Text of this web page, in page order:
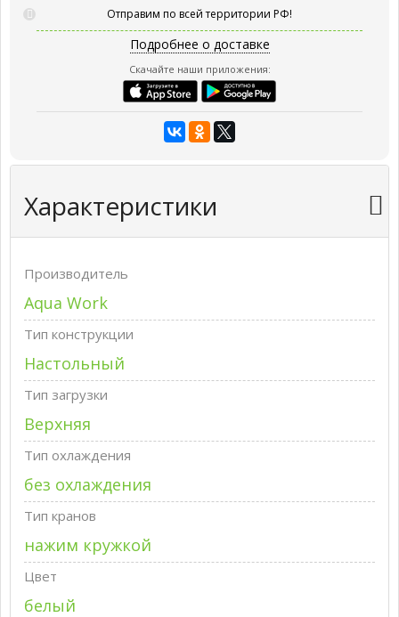
Отправим по всей территории РФ!
Подробнее о доставке
Скачайте наши приложения:
Характеристики
Производитель
Aqua Work
Тип конструкции
Настольный
Тип загрузки
Верхняя
Тип охлаждения
без охлаждения
Тип кранов
нажим кружкой
Цвет
белый